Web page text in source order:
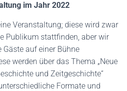
im Jahr 2022
Veranstaltung; diese wird zwar
Publikum stattfinden, aber wir
auf einer Bühne
werden über das Thema „Neue
und Zeitgeschichte“
Formate und